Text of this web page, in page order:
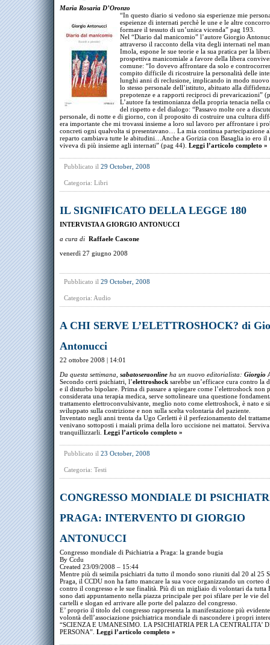
Maria Rosaria D’Oronzo
“In questo diario si vedono sia esperienze mie
espeienze di internati perchè le une e le altre
formare il tessuto di un’unica vicenda” pag 193.
Nel “Diario dal manicomio” l’autore Giorgio
attraverso il racconto della vita degli internati nel
Imola, espone le sue teorie e la sua pratica per la
prospettiva manicomiale a favore della libera
comune: “Io dovevo affrontare da solo e
compito difficile di ricostruire la personalità delle
lunghi anni di reclusione, implicando in modo nuovo
lo stesso personale dell’istituto, abituato alla
prepotenze e a rapporti reciproci di prevaricazioni”
L’autore fa testimonianza della propria tenacia nella
del rispetto e del dialogo: “Passavo molte ore a
personale, di notte e di giorno, con il proposito di costruire una cultura
era importante che mi trovassi insieme a loro sul lavoro per affrontare i
concreti ogni qualvolta si presentavano… La mia continua partecipazione
reparto cambiava tutte le abitudini…Anche a Gorizia con Basaglia io ero il
viveva di più insieme agli internati” (pag 44). Leggi l’articolo completo »
Pubblicato il 29 October, 2008
Categoria: Libri
IL SIGNIFICATO DELLA LEGGE 180
INTERVISTA A GIORGIO ANTONUCCI
a cura di Raffaele Cascone
venerdì 27 giugno 2008
Pubblicato il 29 October, 2008
Categoria: Audio
A CHI SERVE L’ELETTROSHOCK? di
Antonucci
22 ottobre 2008 | 14:01
Da questa settimana, sabatoseraonline ha un nuovo editorialista: Giorgio
Secondo certi psichiatri, l’elettroshock sarebbe un’efficace cura contro la
e il disturbo bipolare. Prima di passare a spiegare come l’elettroshock non
considerata una terapia medica, serve sottolineare una questione
trattamento elettroconvulsivante, meglio noto come elettroshock, è nato e
sviluppato sulla costrizione e non sulla scelta volontaria del paziente.
Inventato negli anni trenta da Ugo Cerletti è il perfezionamento del
venivano sottoposti i maiali prima della loro uccisione nei mattatoi.
tranquillizzarli. Leggi l’articolo completo »
Pubblicato il 23 October, 2008
Categoria: Testi
CONGRESSO MONDIALE DI
PRAGA: INTERVENTO DI GIORGIO
ANTONUCCI
Congresso mondiale di Psichiatria a Praga: la grande bugia
By Ccdu
Created 23/09/2008 – 15:44
Mentre più di seimila psichiatri da tutto il mondo sono riuniti dal 20 al 25
Praga, il CCDU non ha fatto mancare la sua voce organizzando un corteo
contro il congresso e le sue finalità. Più di un migliaio di volontari da tutta
sono dati appuntamento nella piazza principale per poi sfilare per le vie
cartelli e slogan ed arrivare alle porte del palazzo del congresso.
E’ proprio il titolo del congresso rappresenta la manifestazione più
volontà dell’associazione psichiatrica mondiale di nascondere i propri
“SCIENZA E UMANESIMO. LA PSICHIATRIA PER LA CENTRALITA’
PERSONA”. Leggi l’articolo completo »